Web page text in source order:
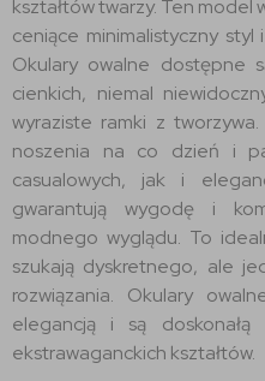
kształtów twarzy. Ten
ceniące minimalistyczny
Okulary owalne dostępne
cienkich, niemal
wyraziste ramki z
noszenia na co dzień i
casualowych, jak i
gwarantują wygodę i
modnego wyglądu. To
szukają dyskretnego, ale
rozwiązania. Okulary
elegancją i są
ekstrawaganckich kształtów.